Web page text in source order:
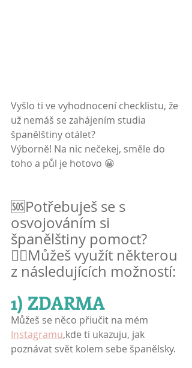
Vyšlo ti ve vyhodnocení checklistu, že
už nemáš se zahájením studia
španělštiny otálet?
Výborně! Na nic nečekej, směle do
toho a půl je hotovo 😀
🆘Potřebuješ se s
osvojováním si
španělštiny pomoct?
👉🏻Můžeš využít některou
z následujících možností:
1) ZDARMA
Můžeš se něco přiučit na mém
Instagramu,kde ti ukazuju, jak
poznávat svět kolem sebe španělsky.